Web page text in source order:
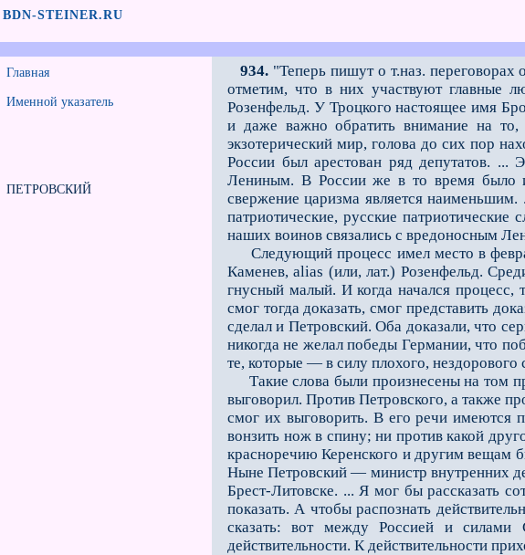
BDN-STEINER.RU
Главная
Именной указатель
ПЕТРОВСКИЙ
934. "Теперь пишут о т.наз.
отметим, что в них участвуют главные
Розенфельд. У Троцкого настоящее имя
и даже важно обратить внимание на то,
экзотерический мир, голова до сих пор
России был арестован ряд депутатов. ...
Лениным. В России же в то время было
свержение царизма является
патриотические, русские
наших воинов связались с вредоносным
Следующий процесс имел место в
Каменев, alias (или, лат.) Розенфельд.
гнусный малый. И когда начался
смог тогда доказать, смог представить
сделал и Петровский. Оба доказали, что
никогда не желал победы Германии, что
те, которые — в силу плохого,
Такие слова были произнесены на том
выговорил. Против Петровского, а также
смог их выговорить. В его речи имеются
вонзить нож в спину; ни против какой
красноречию Керенского и другим вещам
Ныне Петровский — министр внутренних
Брест-Литовске. ... Я мог бы рассказать
показать. А чтобы распознать
сказать: вот между Россией и силами
действительности. К действительности